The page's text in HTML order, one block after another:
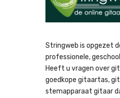
Stringweb is opgezet
professionele,
Heeft u vragen over
goedkope gitaartas,
stemapparaat gitaar